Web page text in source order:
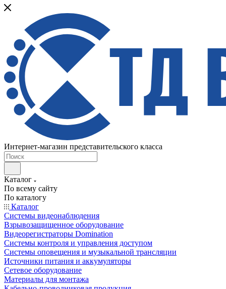
Интернет-магазин представительского класса
Каталог
По всему сайту
По каталогу
Каталог
Системы видеонаблюдения
Взрывозащищенное оборудование
Видеорегистраторы Domination
Системы контроля и управления доступом
Системы оповещения и музыкальной трансляции
Источники питания и аккумуляторы
Сетевое оборудование
Материалы для монтажа